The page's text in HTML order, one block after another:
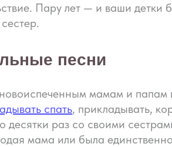
Пару лет — и ваши детки
песни
мамам и папам
спать, прикладывать,
десятки раз со своими
мама или была